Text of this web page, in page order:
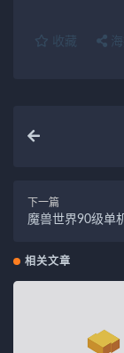
收藏
下一篇
魔兽世界90级单
相关文章